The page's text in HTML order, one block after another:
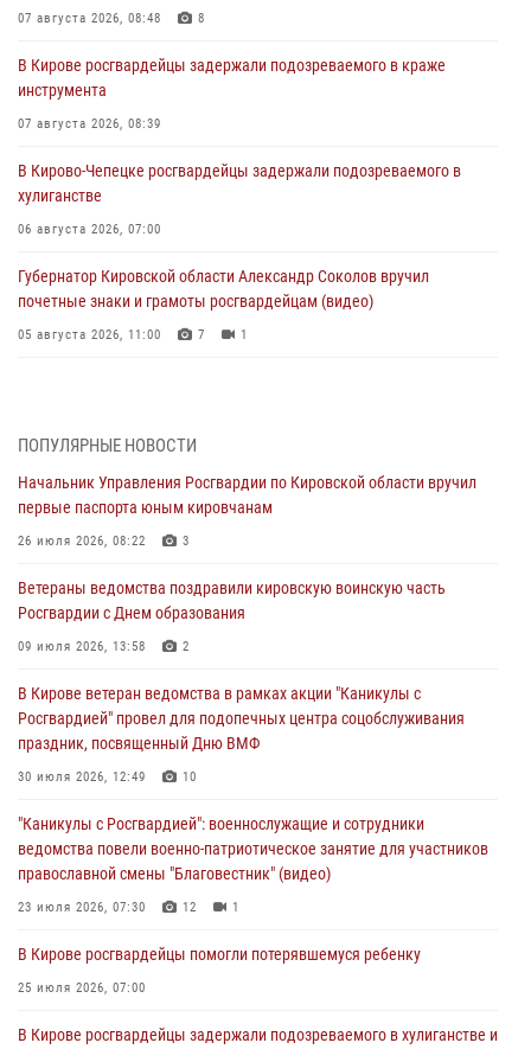
07 августа 2026, 08:48 8
В Кирове росгвардейцы задержали подозреваемого в краже
инструмента
07 августа 2026, 08:39
В Кирово-Чепецке росгвардейцы задержали подозреваемого в
хулиганстве
06 августа 2026, 07:00
Губернатор Кировской области Александр Соколов вручил
почетные знаки и грамоты росгвардейцам (видео)
05 августа 2026, 11:00 7 1
04 августа 2026, 09:30
В Кирове росгвардейцы задержали подозреваемого в грабеже
03 августа 2026, 09:01
митинге в честь Дня воздушно-десантных войск
03 августа 2026, 08:45
магазина
02 августа 2026, 07:00
1 августа – День дежурной службы войск национальной гвардии
01 августа 2026, 09:39
ПОПУЛЯРНЫЕ НОВОСТИ
Начальник Управления Росгвардии по Кировской области вручил
первые паспорта юным кировчанам
26 июля 2026, 08:22 3
Ветераны ведомства поздравили кировскую воинскую часть
Росгвардии с Днем образования
09 июля 2026, 13:58 2
В Кирове ветеран ведомства в рамках акции "Каникулы с
Росгвардией" провел для подопечных центра соцобслуживания
праздник, посвященный Дню ВМФ
30 июля 2026, 12:49 10
"Каникулы с Росгвардией": военнослужащие и сотрудники
ведомства повели военно-патриотическое занятие для участников
православной смены "Благовестник" (видео)
23 июля 2026, 07:30 12 1
В Кирове росгвардейцы помогли потерявшемуся ребенку
25 июля 2026, 07:00
В Кирове росгвардейцы задержали подозреваемого в хулиганстве и